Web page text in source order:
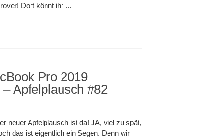
Dort könnt ihr ...
Pro 2019
Apfelplausch #82
neuer Apfelplausch ist da! JA, viel zu spät,
das ist eigentlich ein Segen. Denn wir